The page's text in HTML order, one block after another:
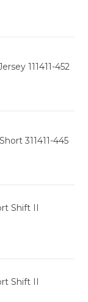
111411-452
311411-445
Shift II
Shift II